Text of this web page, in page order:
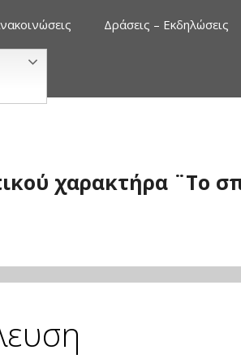
Δράσεις – Εκδηλώσεις
χαρακτήρα ¨Το